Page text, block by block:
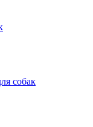
собак